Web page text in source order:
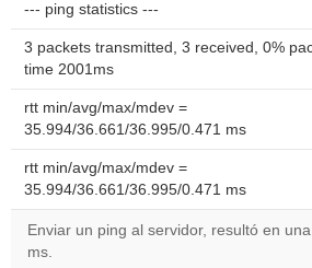
--- ping statistics ---
3 packets transmitted, 3 received, 0%
time 2001ms
rtt min/avg/max/mdev =
35.994/36.661/36.995/0.471 ms
rtt min/avg/max/mdev =
35.994/36.661/36.995/0.471 ms
Enviar un ping al servidor, resultó en
ms.